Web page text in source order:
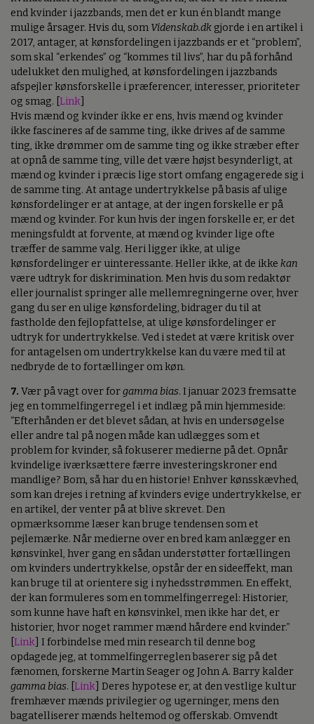
end kvinder i jazzbands, men det er kun én blandt mange
mulige årsager. Hvis du, som Videnskab.dk gjorde i en artikel i
2017, antager, at kønsfordelingen i jazzbands er et “problem”,
som skal “erkendes” og “kommes til livs”, har du på forhånd
udelukket den mulighed, at kønsfordelingen i jazzbands
afspejler kønsforskelle i præferencer, interesser, prioriteter
og smag. [ Link
Hvis mænd og kvinder ikke er ens, hvis mænd og kvinder
ikke fascineres af de samme ting, ikke drives af de samme
ting, ikke drømmer om de samme ting og ikke stræber efter
at opnå de samme ting, ville det være højst besynderligt, at
mænd og kvinder i præcis lige stort omfang engagerede sig i
de samme ting. At antage undertrykkelse på basis af ulige
kønsfordelinger er at antage, at der ingen forskelle er på
mænd og kvinder. For kun hvis der ingen forskelle er, er det
meningsfuldt at forvente, at mænd og kvinder lige ofte
træffer de samme valg. Heri ligger ikke, at ulige
kønsfordelinger er uinteressante. Heller ikke, at de ikke kan
være udtryk for diskrimination. Men hvis du som redaktør
eller journalist springer alle mellemregningerne over, hver
gang du ser en ulige kønsfordeling, bidrager du til at
fastholde den fejlopfattelse, at ulige kønsfordelinger er
udtryk for undertrykkelse. Ved i stedet at være kritisk over
for antagelsen om undertrykkelse kan du være med til at
nedbryde de to fortællinger om køn.
7. Vær på vagt over forgamma bias. I januar 2023 fremsatte
jeg en tommelfingerregel i et indlæg på min hjemmeside:
“Efterhånden er det blevet sådan, at hvis en undersøgelse
eller andre tal på nogen måde kan udlægges som et
problem for kvinder, så fokuserer medierne på det. Opnår
kvindelige iværksættere færre investeringskroner end
mandlige? Bom, så har du en historie! Enhver kønsskævhed,
som kan drejes i retning af kvinders evige undertrykkelse, er
en artikel, der venter på at blive skrevet. Den
opmærksomme læser kan bruge tendensen som et
pejlemærke. Når medierne over en bred kam anlægger en
kønsvinkel, hver gang en sådan understøtter fortællingen
om kvinders undertrykkelse, opstår der en sideeffekt, man
kan bruge til at orientere sig i nyhedsstrømmen. En effekt,
der kan formuleres som en tommelfingerregel: Historier,
som kunne have haft en kønsvinkel, men ikke har det, er
historier, hvor noget rammer mænd hårdere end kvinder.”
Link ] I forbindelse med min research til denne bog
opdagede jeg, at tommelfingerreglen baserer sig på det
fænomen, forskerne Martin Seager og John A. Barry kalder
gamma bias. [ Link ] Deres hypotese er, at den vestlige kultur
fremhæver mænds privilegier og ugerninger, mens den
bagatelliserer mænds heltemod og offerskab. Omvendt